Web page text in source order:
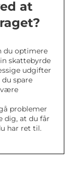
at
du optimere
skattebyrde
udgifter
spare
være
problemer
dig, at du får
har ret til.